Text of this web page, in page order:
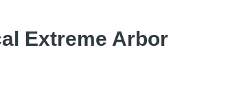
Extreme Arbor